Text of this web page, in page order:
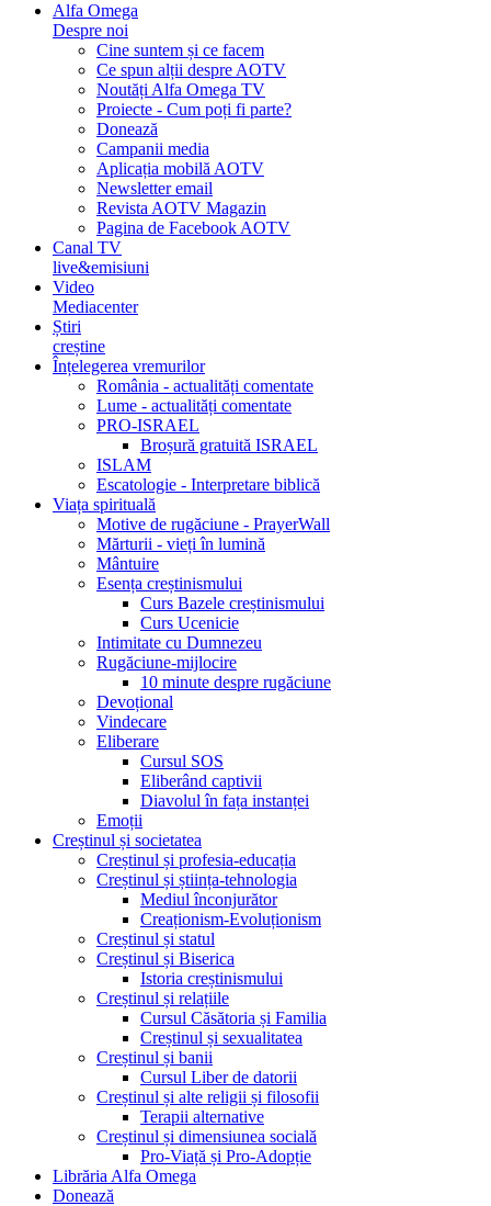
Alfa Omega
Despre noi
Cine suntem și ce facem
Ce spun alții despre AOTV
Noutăți Alfa Omega TV
Proiecte - Cum poți fi parte?
Donează
Campanii media
Aplicația mobilă AOTV
Newsletter email
Revista AOTV Magazin
Pagina de Facebook AOTV
Canal TV
live&emisiuni
Video
Mediacenter
Știri
creștine
Înțelegerea vremurilor
România - actualități comentate
Lume - actualități comentate
PRO-ISRAEL
Broșură gratuită ISRAEL
ISLAM
Escatologie - Interpretare biblică
Viața spirituală
Motive de rugăciune - PrayerWall
Mărturii - vieți în lumină
Mântuire
Esența creștinismului
Curs Bazele creștinismului
Curs Ucenicie
Intimitate cu Dumnezeu
Rugăciune-mijlocire
10 minute despre rugăciune
Devoțional
Vindecare
Eliberare
Cursul SOS
Eliberând captivii
Diavolul în fața instanței
Emoții
Creștinul și societatea
Creștinul și profesia-educația
Creștinul și știința-tehnologia
Mediul înconjurător
Creaționism-Evoluționism
Creștinul și statul
Creștinul și Biserica
Istoria creștinismului
Creștinul și relațiile
Cursul Căsătoria și Familia
Creștinul și sexualitatea
Creștinul și banii
Cursul Liber de datorii
Creștinul și alte religii și filosofii
Terapii alternative
Creștinul și dimensiunea socială
Pro-Viață și Pro-Adopție
Librăria Alfa Omega
Donează